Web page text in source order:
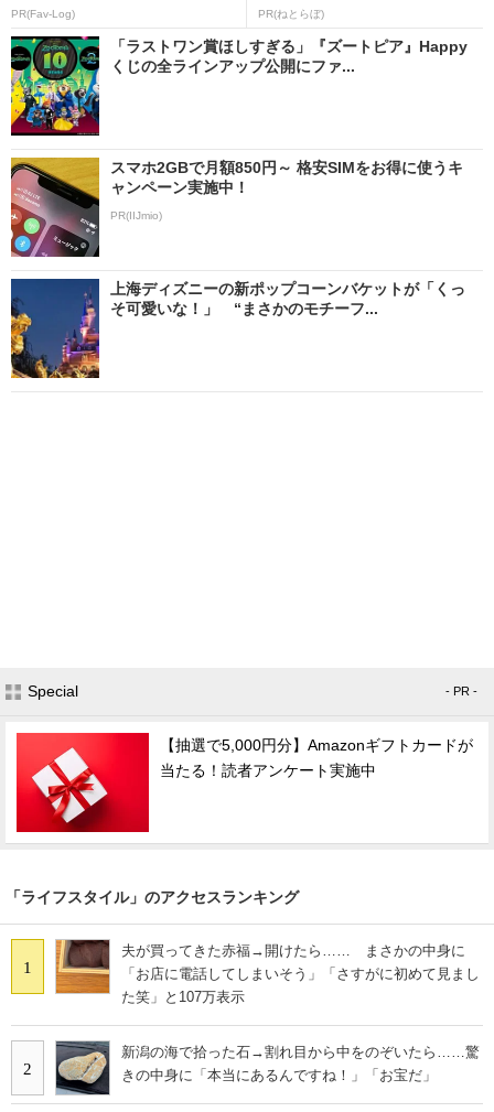
PR(Fav-Log) PR(ねとらぼ)
「ラストワン賞ほしすぎる」『ズートピア』Happy
くじの全ラインアップ公開にファ...
スマホ2GBで月額850円～ 格安SIMをお得に使うキ
ャンペーン実施中！
PR(IIJmio)
上海ディズニーの新ポップコーンバケットが「くっ
そ可愛いな！」 “まさかのモチーフ...
Special - PR -
【抽選で5,000円分】Amazonギフトカードが
当たる！読者アンケート実施中
「ライフスタイル」のアクセスランキング
1
夫が買ってきた赤福→開けたら…… まさかの中身に
「お店に電話してしまいそう」「さすがに初めて見まし
た笑」と107万表示
2
新潟の海で拾った石→割れ目から中をのぞいたら……驚
きの中身に「本当にあるんですね！」「お宝だ」